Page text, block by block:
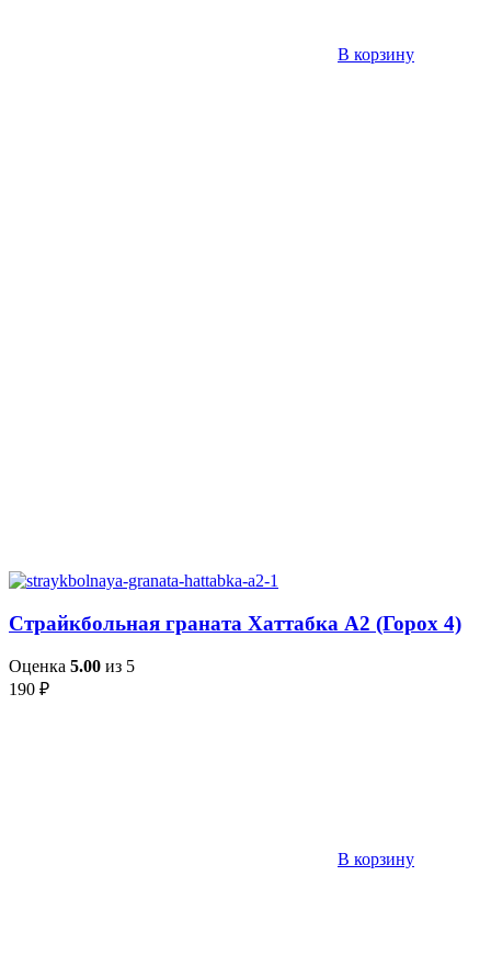
В корзину
Страйкбольная граната Хаттабка А2 (Горох 4)
Оценка 5.00 из 5
190 ₽
В корзину